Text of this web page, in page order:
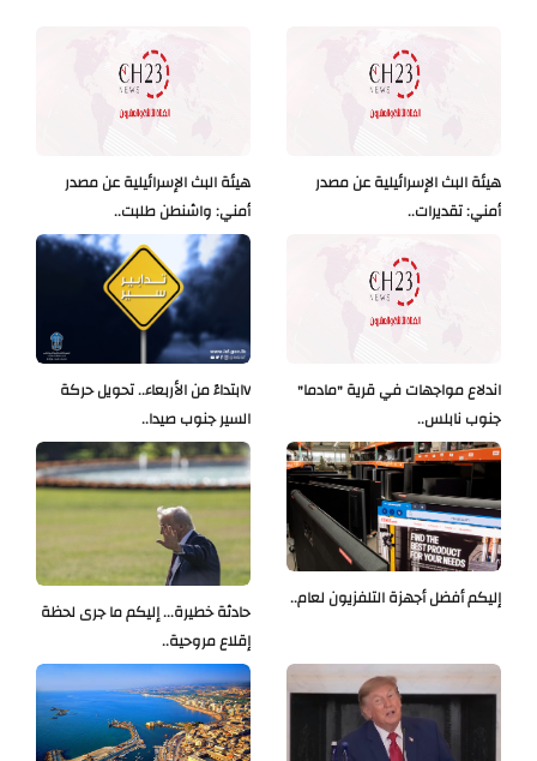
هيئة البث الإسرائيلية عن مصدر
أمني: واشنطن طلبت..
هيئة البث الإسرائيلية عن مصدر
أمني: تقديرات..
Vابتداءً من الأربعاء.. تحويل حركة
السير جنوب صيدا..
اندلاع مواجهات في قرية "مادما"
جنوب نابلس..
حادثة خطيرة... إليكم ما جرى لحظة
إقلاع مروحية..
إليكم أفضل أجهزة التلفزيون لعام..